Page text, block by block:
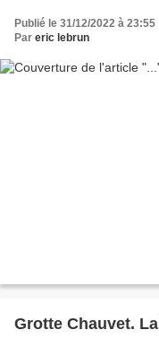
Publié le 31/12/2022 à 23:55
Par eric lebrun
Grotte Chauvet.